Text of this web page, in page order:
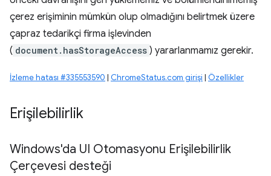
çerez erişiminin mümkün olup olmadığını belirtmek üzere
çapraz tedarikçi firma işlevinden
( document.hasStorageAccess ) yararlanmamız gerekir.
İzleme hatası #335553590 | ChromeStatus.com girişi | Özellikler
Erişilebilirlik
Windows'da UI Otomasyonu Erişilebilirlik
Çerçevesi desteği